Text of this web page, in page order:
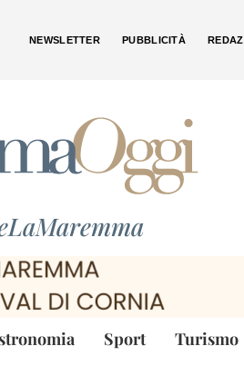
NEWSLETTER PUBBLICITÀ
Sport Turismo